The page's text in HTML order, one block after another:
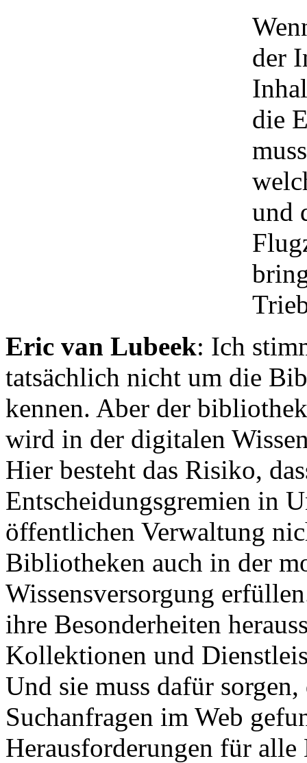
der
die
und
Eric van Lubeek: Ich
tatsächlich nicht um die
kennen. Aber der
wird in der digitalen
Hier besteht das Risiko,
Entscheidungsgremien in
öffentlichen Verwaltung
Bibliotheken auch in der
Wissensversorgung
ihre Besonderheiten
Kollektionen und
Und sie muss dafür
Suchanfragen im Web
Herausforderungen für